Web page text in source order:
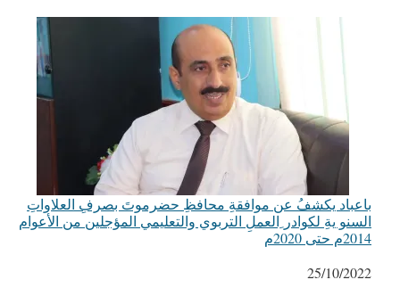
باعباد يكشفُ عن موافقةِ محافظِ حضرموتَ بصرفِ العلاواتِ
السنو يةِ لكوادر ِالعملِ التربوي والتعليمي المؤجلين من الأعوام
2014م حتى 2020م
التاريخ
25/10/2022